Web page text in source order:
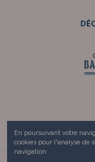
En poursuivant votre
cookies pour l'analyse de
navigation